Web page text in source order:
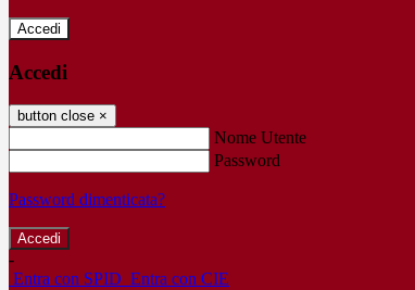
Accedi
Accedi
button close ×
Nome Utente
Password
Password dimenticata?
-
Entra con SPID Entra con CIE